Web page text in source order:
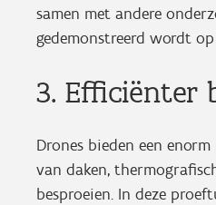
samen met andere
gedemonstreerd wordt
3. Efficiënter
Drones bieden een
van daken,
besproeien. In deze